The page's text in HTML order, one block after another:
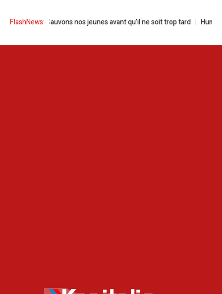
FlashNews:
Drogue | Sauvons nos jeunes avant qu’il ne soit trop tard Human